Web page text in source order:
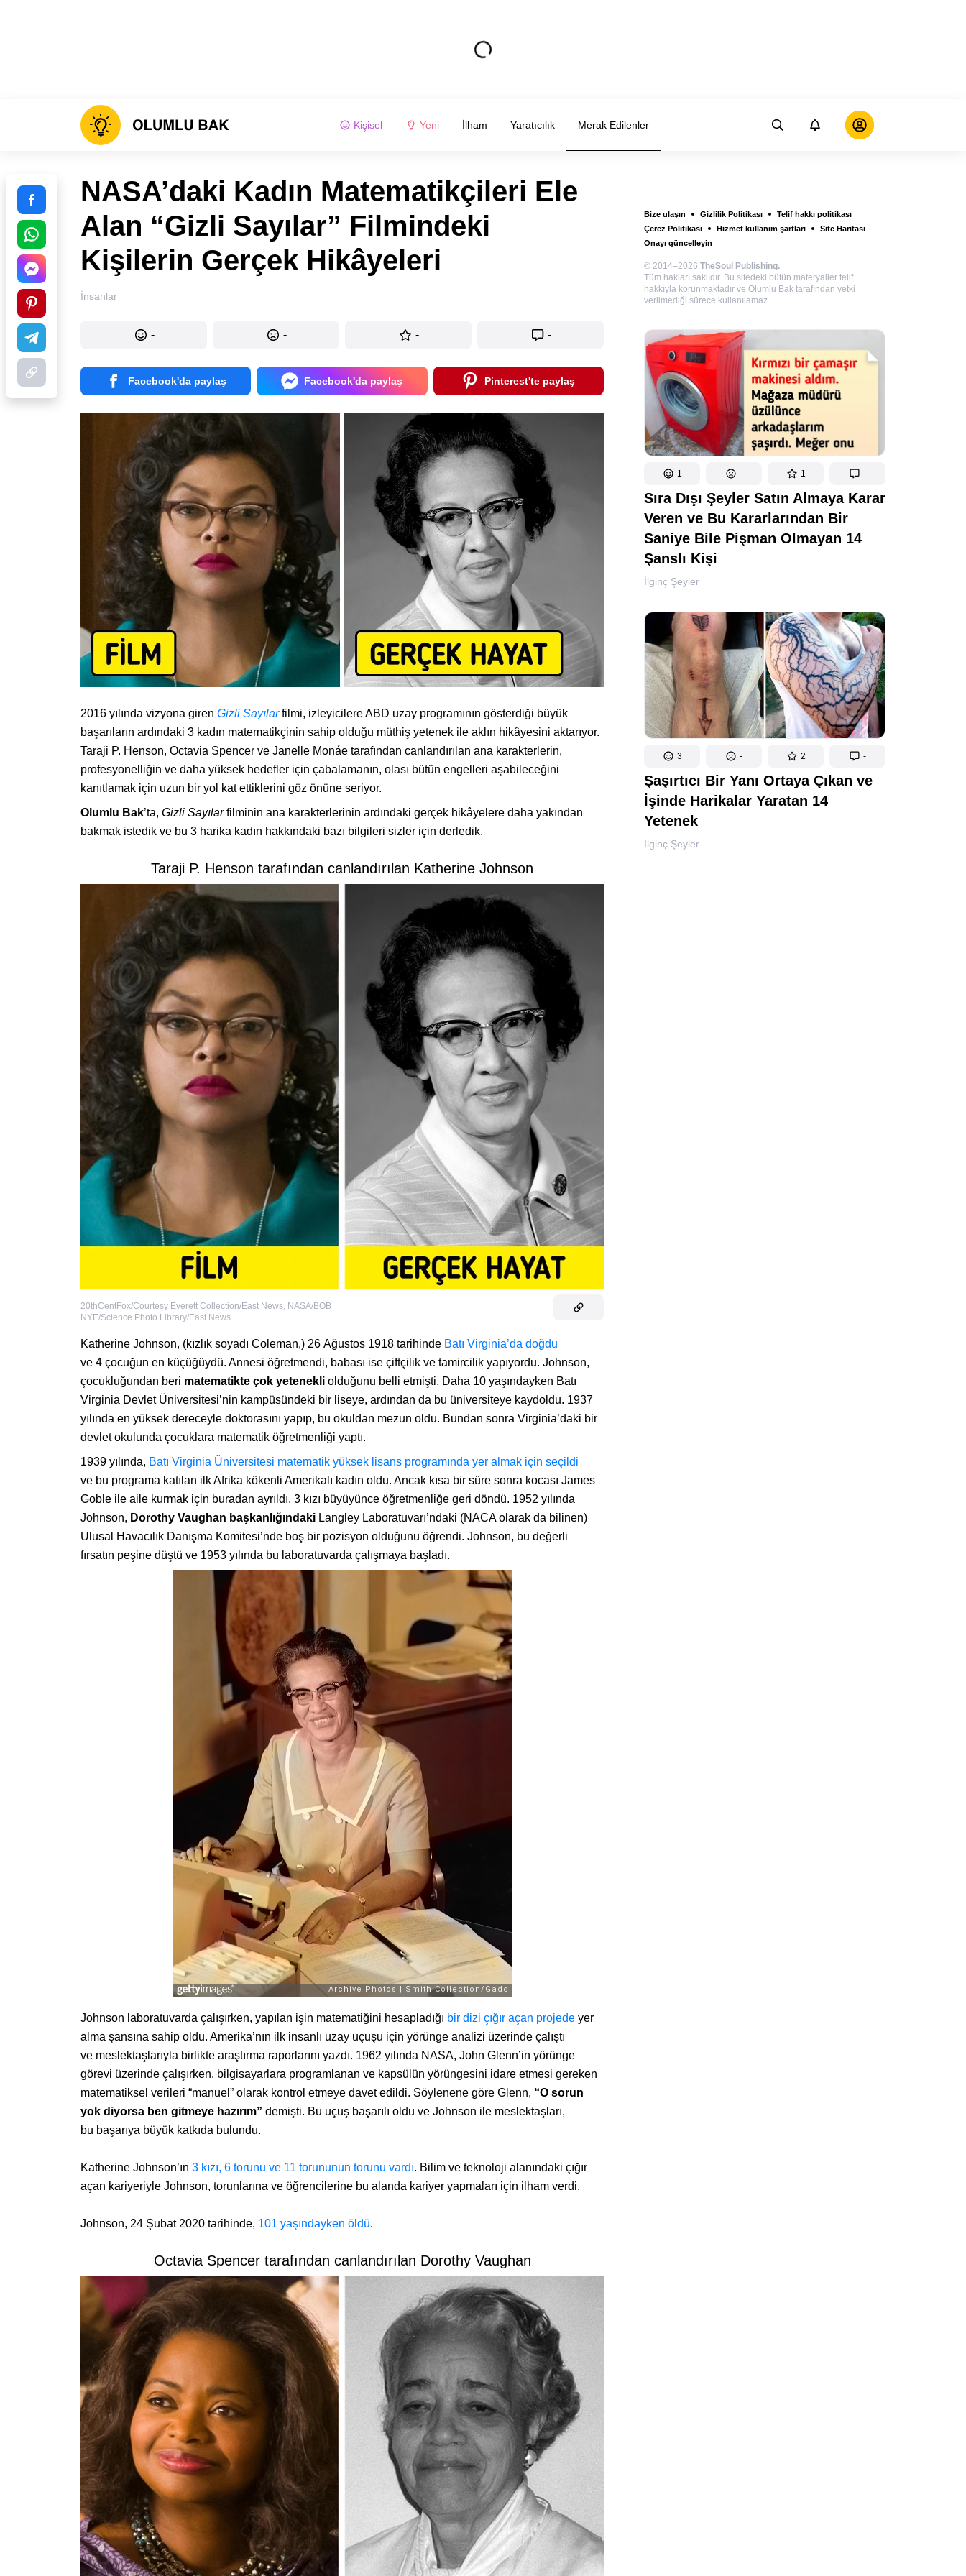
Kişisel Yeni İlham Yaratıcılık Merak Edilenler
Bize ulaşın Gizlilik Politikası
Telif hakkı politikası
Çerez Politikası
Hizmet kullanım şartları
Site Haritası
Onayı güncelleyin
© 2014–2026 TheSoul Publishing.
Tüm hakları saklıdır. Bu sitedeki bütün materyaller telif
hakkıyla korunmaktadır ve Olumlu Bak tarafından yetki
verilmediği sürece kullanılamaz.
1 - 1 -
Sıra Dışı Şeyler Satın Almaya Karar
Veren ve Bu Kararlarından Bir
Saniye Bile Pişman Olmayan 14
Şanslı Kişi
İlginç Şeyler
3 - 2 -
Şaşırtıcı Bir Yanı Ortaya Çıkan ve
İşinde Harikalar Yaratan 14
Yetenek
İlginç Şeyler
NASA’daki Kadın Matematikçileri Ele
Alan “Gizli Sayılar” Filmindeki
Kişilerin Gerçek Hikâyeleri
İnsanlar
- - - -
Facebook'da paylaş Facebook'da paylaş Pinterest'te paylaş
2016 yılında vizyona giren Gizli Sayılarfilmi, izleyicilere ABD uzay programının gösterdiği büyük
başarıların ardındaki 3 kadın matematikçinin sahip olduğu müthiş yetenek ile aklın hikâyesini aktarıyor.
Taraji P. Henson, Octavia Spencer ve Janelle Monáe tarafından canlandırılan ana karakterlerin,
profesyonelliğin ve daha yüksek hedefler için çabalamanın, olası bütün engelleri aşabileceğini
kanıtlamak için uzun bir yol kat ettiklerini göz önüne seriyor.
Olumlu Bak’ta, Gizli Sayılarfilminin ana karakterlerinin ardındaki gerçek hikâyelere daha yakından
bakmak istedik ve bu 3 harika kadın hakkındaki bazı bilgileri sizler için derledik.
Taraji P. Henson tarafından canlandırılan Katherine Johnson
20thCentFox/Courtesy Everett Collection/East News, NASA/BOB
NYE/Science Photo Library/East News
Katherine Johnson, (kızlık soyadı Coleman,) 26 Ağustos 1918 tarihinde Batı Virginia’da doğdu
ve 4 çocuğun en küçüğüydü. Annesi öğretmendi, babası ise çiftçilik ve tamircilik yapıyordu. Johnson,
çocukluğundan beri matematikte çok yetenekli olduğunu belli etmişti. Daha 10 yaşındayken Batı
Virginia Devlet Üniversitesi’nin kampüsündeki bir liseye, ardından da bu üniversiteye kaydoldu. 1937
yılında en yüksek dereceyle doktorasını yapıp, bu okuldan mezun oldu. Bundan sonra Virginia’daki bir
devlet okulunda çocuklara matematik öğretmenliği yaptı.
1939 yılında, Batı Virginia Üniversitesi matematik yüksek lisans programında yer almak için seçildi
ve bu programa katılan ilk Afrika kökenli Amerikalı kadın oldu. Ancak kısa bir süre sonra kocası James
Goble ile aile kurmak için buradan ayrıldı. 3 kızı büyüyünce öğretmenliğe geri döndü. 1952 yılında
Johnson, Dorothy Vaughan başkanlığındaki Langley Laboratuvarı’ndaki (NACA olarak da bilinen)
Ulusal Havacılık Danışma Komitesi’nde boş bir pozisyon olduğunu öğrendi. Johnson, bu değerli
fırsatın peşine düştü ve 1953 yılında bu laboratuvarda çalışmaya başladı.
Johnson laboratuvarda çalışırken, yapılan işin matematiğini hesapladığı bir dizi çığır açan projede yer
alma şansına sahip oldu. Amerika’nın ilk insanlı uzay uçuşu için yörünge analizi üzerinde çalıştı
ve meslektaşlarıyla birlikte araştırma raporlarını yazdı. 1962 yılında NASA, John Glenn’in yörünge
görevi üzerinde çalışırken, bilgisayarlara programlanan ve kapsülün yörüngesini idare etmesi gereken
matematiksel verileri “manuel” olarak kontrol etmeye davet edildi. Söylenene göre Glenn, “O sorun
yok diyorsa ben gitmeye hazırım” demişti. Bu uçuş başarılı oldu ve Johnson ile meslektaşları,
bu başarıya büyük katkıda bulundu.
Katherine Johnson’ın 3 kızı, 6 torunu ve 11 torununun torunu vardı. Bilim ve teknoloji alanındaki çığır
açan kariyeriyle Johnson, torunlarına ve öğrencilerine bu alanda kariyer yapmaları için ilham verdi.
Johnson, 24 Şubat 2020 tarihinde, 101 yaşındayken öldü.
Octavia Spencer tarafından canlandırılan Dorothy Vaughan